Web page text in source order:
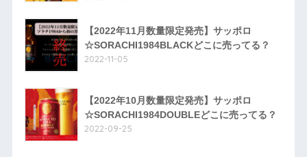
【2022年11月数量限定発売】サッポロ
☆SORACHI1984BLACKどこに売ってる？
2022-11-05
【2022年10月数量限定発売】サッポロ
☆SORACHI1984DOUBLEどこに売ってる？
2022-09-25